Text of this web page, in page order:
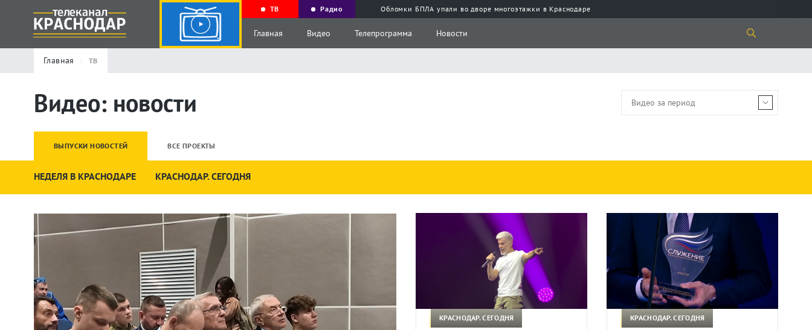
ТВ Радио Обломки БПЛА упали во дворе многоэтажки в Краснодаре
Главная Видео Телепрограмма Новости
Главная ТВ
Видео: новости
ВЫПУСКИ НОВОСТЕЙ ВСЕ ПРОЕКТЫ
НЕДЕЛЯ В КРАСНОДАРЕ КРАСНОДАР. СЕГОДНЯ
КРАСНОДАР. СЕГОДНЯ КРАСНОДАР. СЕГОДНЯ